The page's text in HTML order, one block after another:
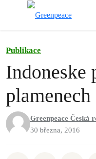
Publikace
Indoneske
plamenech
Greenpeace Česká
30 března, 2016